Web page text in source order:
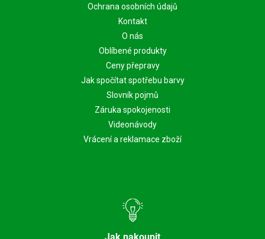
Ochrana osobních údajů
Kontakt
O nás
Oblíbené produkty
Ceny přepravy
Jak spočítat spotřebu barvy
Slovník pojmů
Záruka spokojenosti
Videonávody
Vrácení a reklamace zboží